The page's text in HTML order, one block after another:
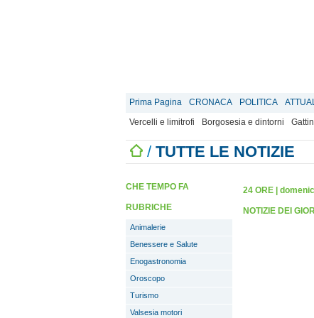
Prima Pagina CRONACA POLITICA
Vercelli e limitrofi
Borgosesia e dintorni
/ TUTTE LE NOTIZIE
CHE TEMPO FA
RUBRICHE
Animalerie
Benessere e Salute
Enogastronomia
Oroscopo
Turismo
Valsesia motori
24 ORE
NOTIZIE DEI